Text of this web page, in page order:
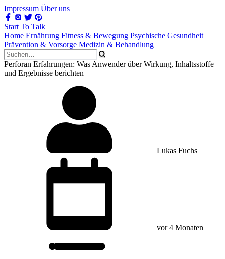
Impressum Über uns
Start To Talk
Home Ernährung Fitness & Bewegung Psychische Gesundheit
Prävention & Vorsorge Medizin & Behandlung
Perforan Erfahrungen: Was Anwender über Wirkung, Inhaltsstoffe
und Ergebnisse berichten
Lukas Fuchs
vor 4 Monaten